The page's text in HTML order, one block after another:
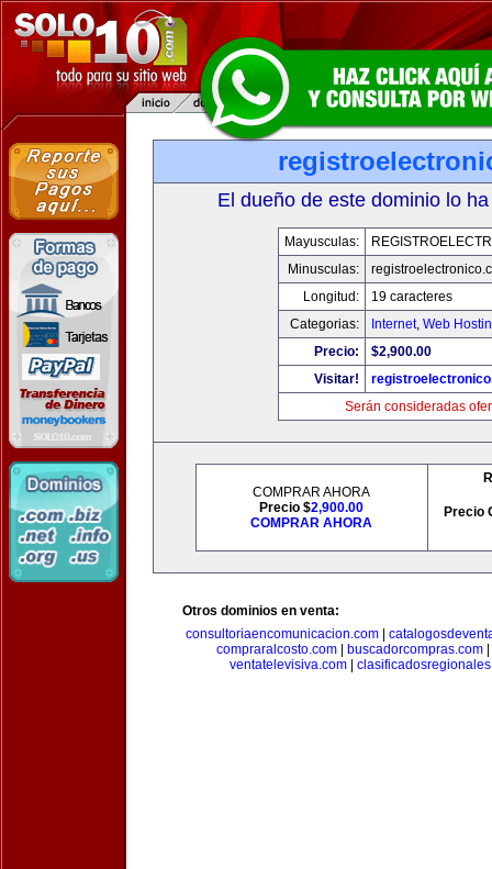
El dueño de este dominio lo
Mayusculas:
Minusculas:
Longitud:
19 caracteres
Categorias:
Internet, Web
Precio:
$2,900.00
Visitar!
Serán consideradas
COMPRAR AHORA
Precio $2,900.00
COMPRAR AHORA
Precio
Otros dominios en venta:
consultoriaencomunicacion.com
compraralcosto.com| buscadorcompras.com|
ventatelevisiva.com